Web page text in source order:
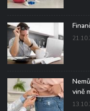
vině